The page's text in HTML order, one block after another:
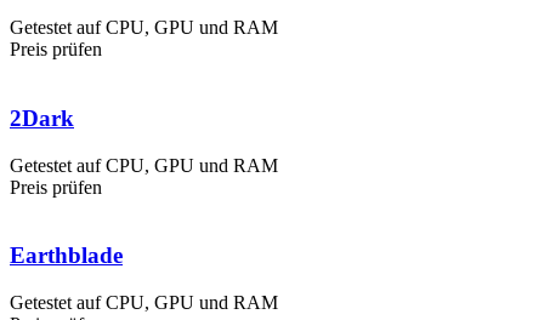
Getestet auf CPU, GPU und RAM
Preis prüfen
2Dark
Getestet auf CPU, GPU und RAM
Preis prüfen
Earthblade
Getestet auf CPU, GPU und RAM